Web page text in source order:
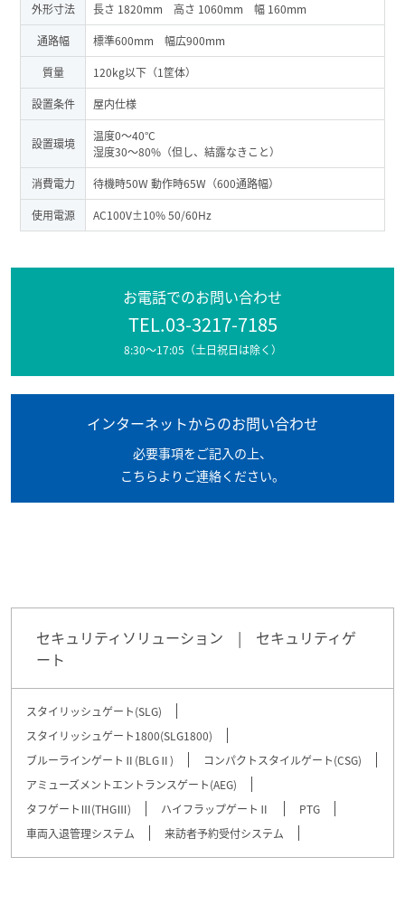
外形寸法 長さ 1820mm 高さ 1060mm 幅 160mm
通路幅 標準600mm 幅広900mm
質量 120kg以下（1筐体）
設置条件 屋内仕様
設置環境
温度0～40°C
湿度30～80%（但し、結露なきこと）
消費電力 待機時50W 動作時65W（600通路幅）
使用電源 AC100V±10% 50/60Hz
お電話でのお問い合わせ
TEL.03-3217-7185
8:30～17:05（土日祝日は除く）
インターネットからのお問い合わせ
必要事項をご記入の上、
こちらよりご連絡ください。
セキュリティソリューション | セキュリティゲ
ート
スタイリッシュゲート(SLG)
スタイリッシュゲート1800(SLG1800)
ブルーラインゲートⅡ(BLGⅡ)
コンパクトスタイルゲート(CSG)
アミューズメントエントランスゲート(AEG)
タフゲートⅢ(THGⅢ)
ハイフラップゲートⅡ
PTG
車両入退管理システム
来訪者予約受付システム